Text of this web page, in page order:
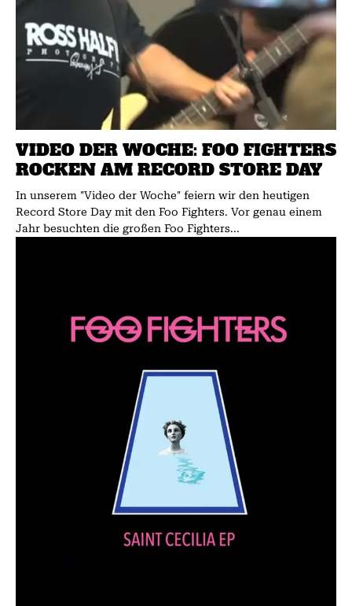
VIDEO DER WOCHE: FOO FIGHTERS
ROCKEN AM RECORD STORE DAY
In unserem "Video der Woche" feiern wir den heutigen
Record Store Day mit den Foo Fighters. Vor genau einem
Jahr besuchten die großen Foo Fighters...